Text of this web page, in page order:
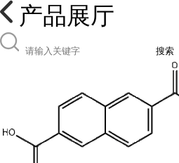
产品展厅
搜索